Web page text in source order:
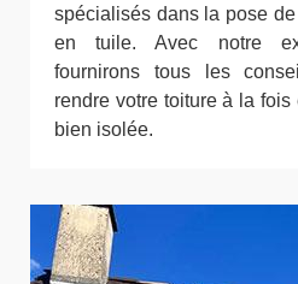
spécialisés dans la pose
en tuile. Avec notre
fournirons tous les
rendre votre toiture à la
bien isolée.